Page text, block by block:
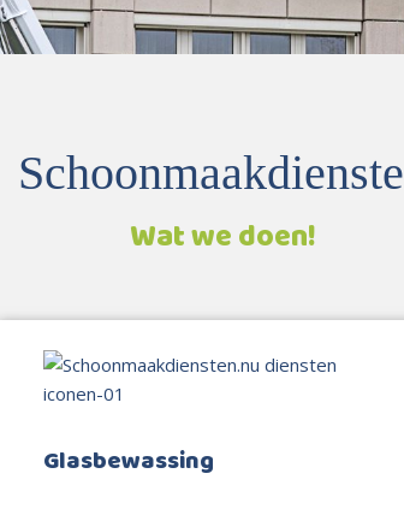
Wat we doen!
Glasbewassing